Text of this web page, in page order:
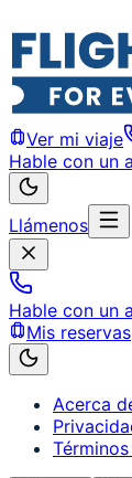
Ver mi viaje
Hable con un
Llámenos
Hable con un
Mis reservas
Acerca